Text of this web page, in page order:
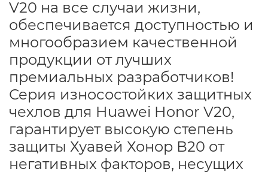
V20 на все случаи жизни,
обеспечивается доступностью и
многообразием качественной
продукции от лучших
премиальных разработчиков!
Серия износостойких защитных
чехлов для Huawei Honor V20,
гарантирует высокую степень
защиты Хуавей Хонор В20 от
негативных факторов, несущих